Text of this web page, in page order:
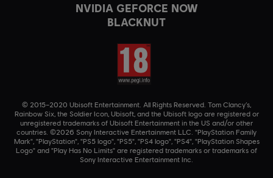
NVIDIA GEFORCE NOW
BLACKNUT
© 2015–2020 Ubisoft Entertainment. All Rights Reserved. Tom Clancy’s,
Rainbow Six, the Soldier Icon, Ubisoft, and the Ubisoft logo are registered or
unregistered trademarks of Ubisoft Entertainment in the US and/or other
countries. ©2026 Sony Interactive Entertainment LLC. "PlayStation Family
Mark", "PlayStation", "PS5 logo", "PS5", "PS4 logo", "PS4", "PlayStation Shapes
Logo" and "Play Has No Limits" are registered trademarks or trademarks of
Sony Interactive Entertainment Inc.